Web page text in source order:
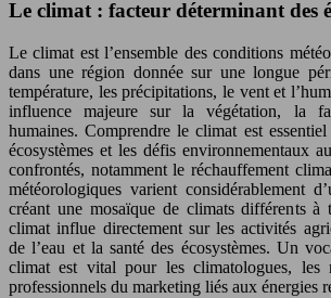
Le climat : facteur déterminant des
Le climat est l’ensemble des conditions
dans une région donnée sur une longue
température, les précipitations, le vent et
influence majeure sur la végétation, la
humaines. Comprendre le climat est
écosystèmes et les défis environnementaux
confrontés, notamment le réchauffement
météorologiques varient considérablement
créant une mosaïque de climats différents à
climat influe directement sur les activités
de l’eau et la santé des écosystèmes. Un
climat est vital pour les climatologues, les
professionnels du marketing liés aux énergies